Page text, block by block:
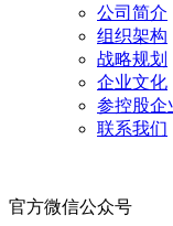
公司简介
组织架构
战略规划
企业文化
参控股企
联系我们
官方微信公众号